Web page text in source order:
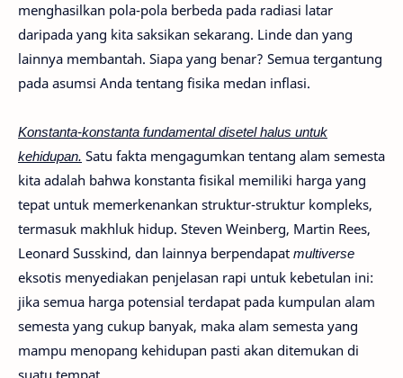
menghasilkan pola-pola berbeda pada radiasi latar
daripada yang kita saksikan sekarang. Linde dan yang
lainnya membantah. Siapa yang benar? Semua tergantung
pada asumsi Anda tentang fisika medan inflasi.
Konstanta-konstanta fundamental disetel halus untuk
kehidupan. Satu fakta mengagumkan tentang alam semesta
kita adalah bahwa konstanta fisikal memiliki harga yang
tepat untuk memerkenankan struktur-struktur kompleks,
termasuk makhluk hidup. Steven Weinberg, Martin Rees,
Leonard Susskind, dan lainnya berpendapat multiverse
eksotis menyediakan penjelasan rapi untuk kebetulan ini:
jika semua harga potensial terdapat pada kumpulan alam
semesta yang cukup banyak, maka alam semesta yang
mampu menopang kehidupan pasti akan ditemukan di
suatu tempat.